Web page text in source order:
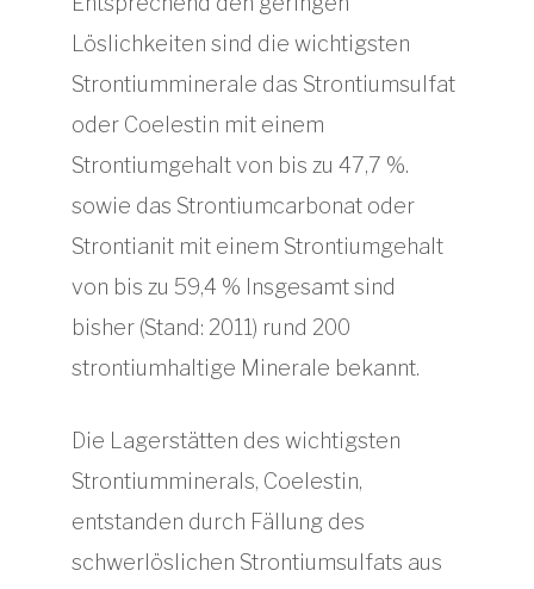
Löslichkeiten sind die wichtigsten
Strontiumminerale das Strontiumsulfat
oder Coelestin mit einem
Strontiumgehalt von bis zu 47,7 %.
sowie das Strontiumcarbonat oder
Strontianit mit einem Strontiumgehalt
von bis zu 59,4 % Insgesamt sind
bisher (Stand: 2011) rund 200
strontiumhaltige Minerale bekannt.
Die Lagerstätten des wichtigsten
Strontiumminerals, Coelestin,
entstanden durch Fällung des
schwerlöslichen Strontiumsulfats aus